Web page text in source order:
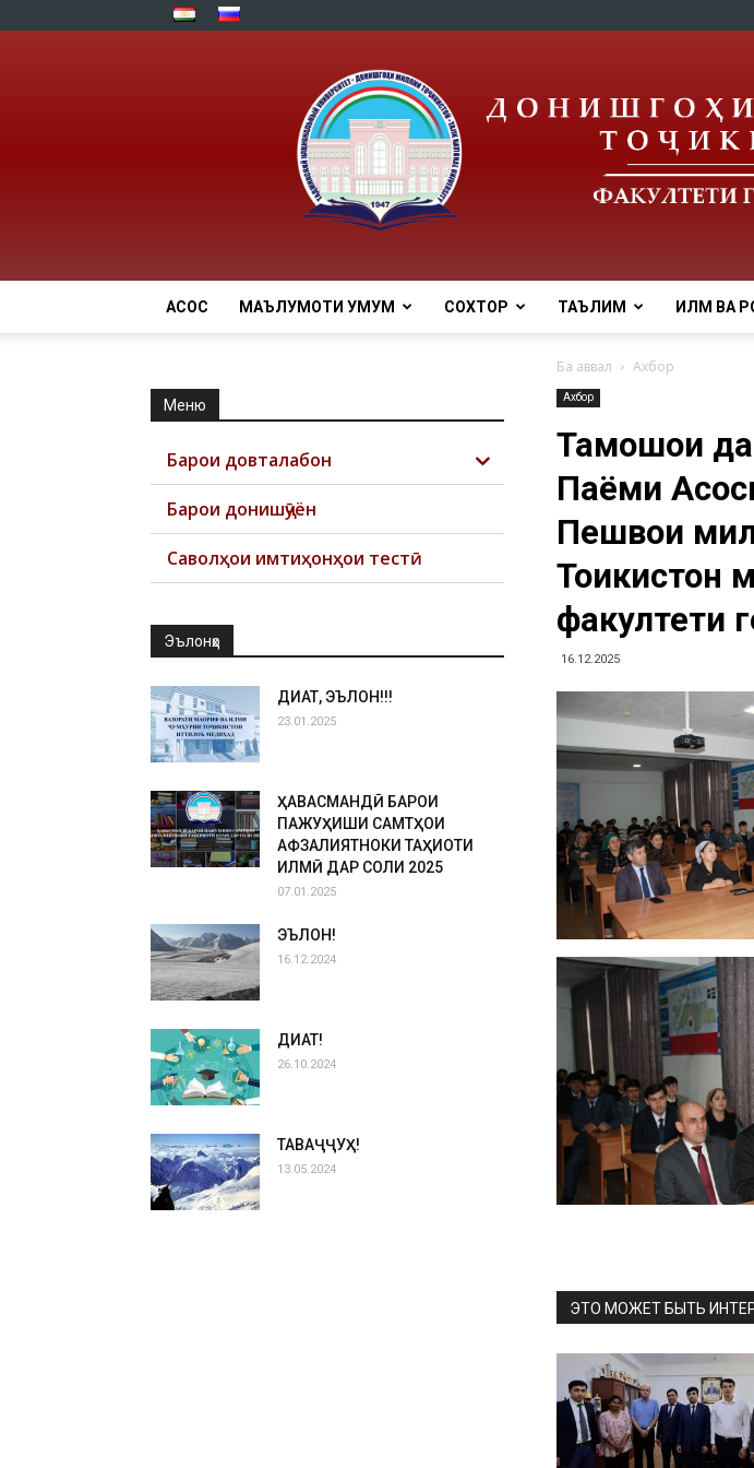
АСОСӢ МАЪЛУМОТИ УМУМӢ СОХТОР ТАЪЛИМ ИЛМ ВА
Ба аввал Ахбор
Ахбор
Тамошои
Паёми
Пешвои
факултети
16.12.2025
ЭТО МОЖЕТ БЫТЬ
Меню
Барои довталабон
Барои донишҷӯён
Саволҳои имтиҳонҳои тестӣ
Эълонҳо
ДИҚҚАТ, ЭЪЛОН!!!
23.01.2025
ҲАВАСМАНДӢ БАРОИ
ПАЖУҲИШИ САМТҲОИ
АФЗАЛИЯТНОКИ ТАҲҚИҚОТИ
ИЛМӢ ДАР СОЛИ 2025
07.01.2025
ЭЪЛОН!
16.12.2024
ДИҚҚАТ!
26.10.2024
ТАВАҶҶУҲ!
13.05.2024